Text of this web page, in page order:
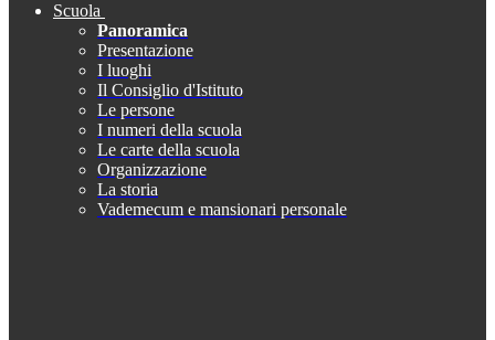
Scuola
Panoramica
Presentazione
I luoghi
Il Consiglio d'Istituto
Le persone
I numeri della scuola
Le carte della scuola
Organizzazione
La storia
Vademecum e mansionari personale